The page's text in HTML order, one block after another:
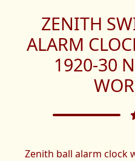
ZENITH
ALARM
1920-30
Zenith ball alarm clock